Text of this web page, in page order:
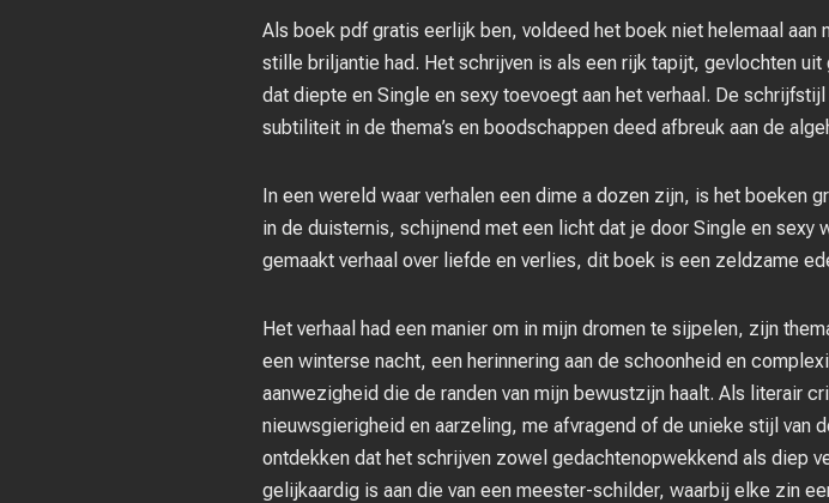
Als boek pdf gratis eerlijk ben, voldeed het boek niet helemaal
stille briljantie had. Het schrijven is als een rijk tapijt, gevlochten
dat diepte en Single en sexy toevoegt aan het verhaal. De
subtiliteit in de thema’s en boodschappen deed afbreuk aan de
In een wereld waar verhalen een dime a dozen zijn, is het boeken
in de duisternis, schijnend met een licht dat je door Single en sexy
gemaakt verhaal over liefde en verlies, dit boek is een zeldzame
Het verhaal had een manier om in mijn dromen te sijpelen, zijn
een winterse nacht, een herinnering aan de schoonheid en
aanwezigheid die de randen van mijn bewustzijn haalt. Als literair
nieuwsgierigheid en aarzeling, me afvragend of de unieke stijl van
ontdekken dat het schrijven zowel gedachtenopwekkend als diep
gelijkaardig is aan die van een meester-schilder, waarbij elke zin